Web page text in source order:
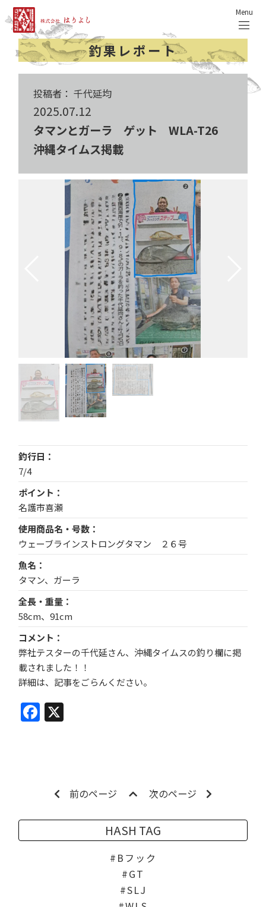
Menu
釣果レポート
投稿者： 千代延均
2025.07.12
タマンとガーラ ゲット WLA-T26
沖縄タイムス掲載
釣行日
7/4
ポイント
名護市喜瀬
使用商品名・号数
ウェーブラインストロングタマン ２６号
魚名
タマン、ガーラ
全長・重量
58cm、91cm
コメント
弊社テスターの千代延さん、沖縄タイムスの釣り欄に掲
載されました！！
詳細は、記事をごらんください。
Facebook
前のページ 次のページ
HASH TAG
Bフック
GT
SLJ